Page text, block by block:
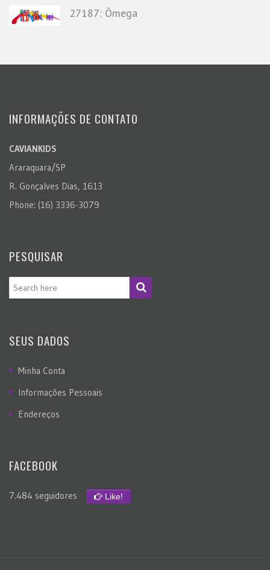
27187: Ômega
INFORMAÇÕES DE CONTATO
CAVIANKIDS
Araraquara/SP
R. Gonçalves Dias, 1613
Phone: (16) 3336-3079
PESQUISAR
SEUS DADOS
Minha Conta
Informações Pessoais
Endereços
FACEBOOK
7.484 seguidores Like!